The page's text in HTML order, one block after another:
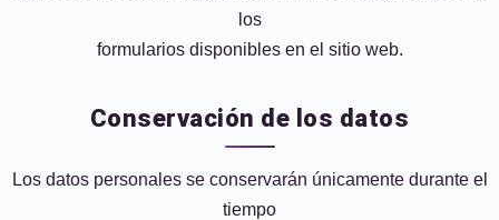
los
formularios disponibles en el sitio web.
Conservación de los datos
Los datos personales se conservarán únicamente durante el
tiempo